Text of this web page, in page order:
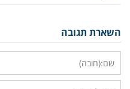
השארת תגובה